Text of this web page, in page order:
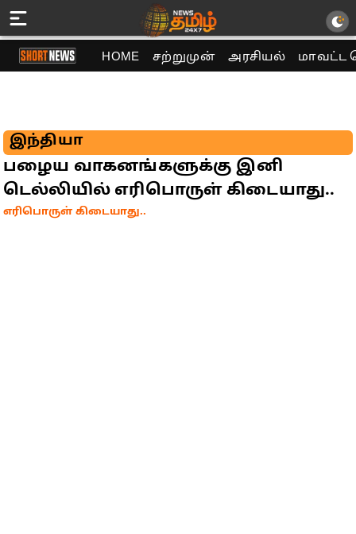
HOME சற்றுமுன் அரசியல் மாவட்ட
இந்தியா
பழைய வாகனங்களுக்கு இனி
டெல்லியில் எரிபொருள் கிடையாது..
எரிபொருள் கிடையாது..